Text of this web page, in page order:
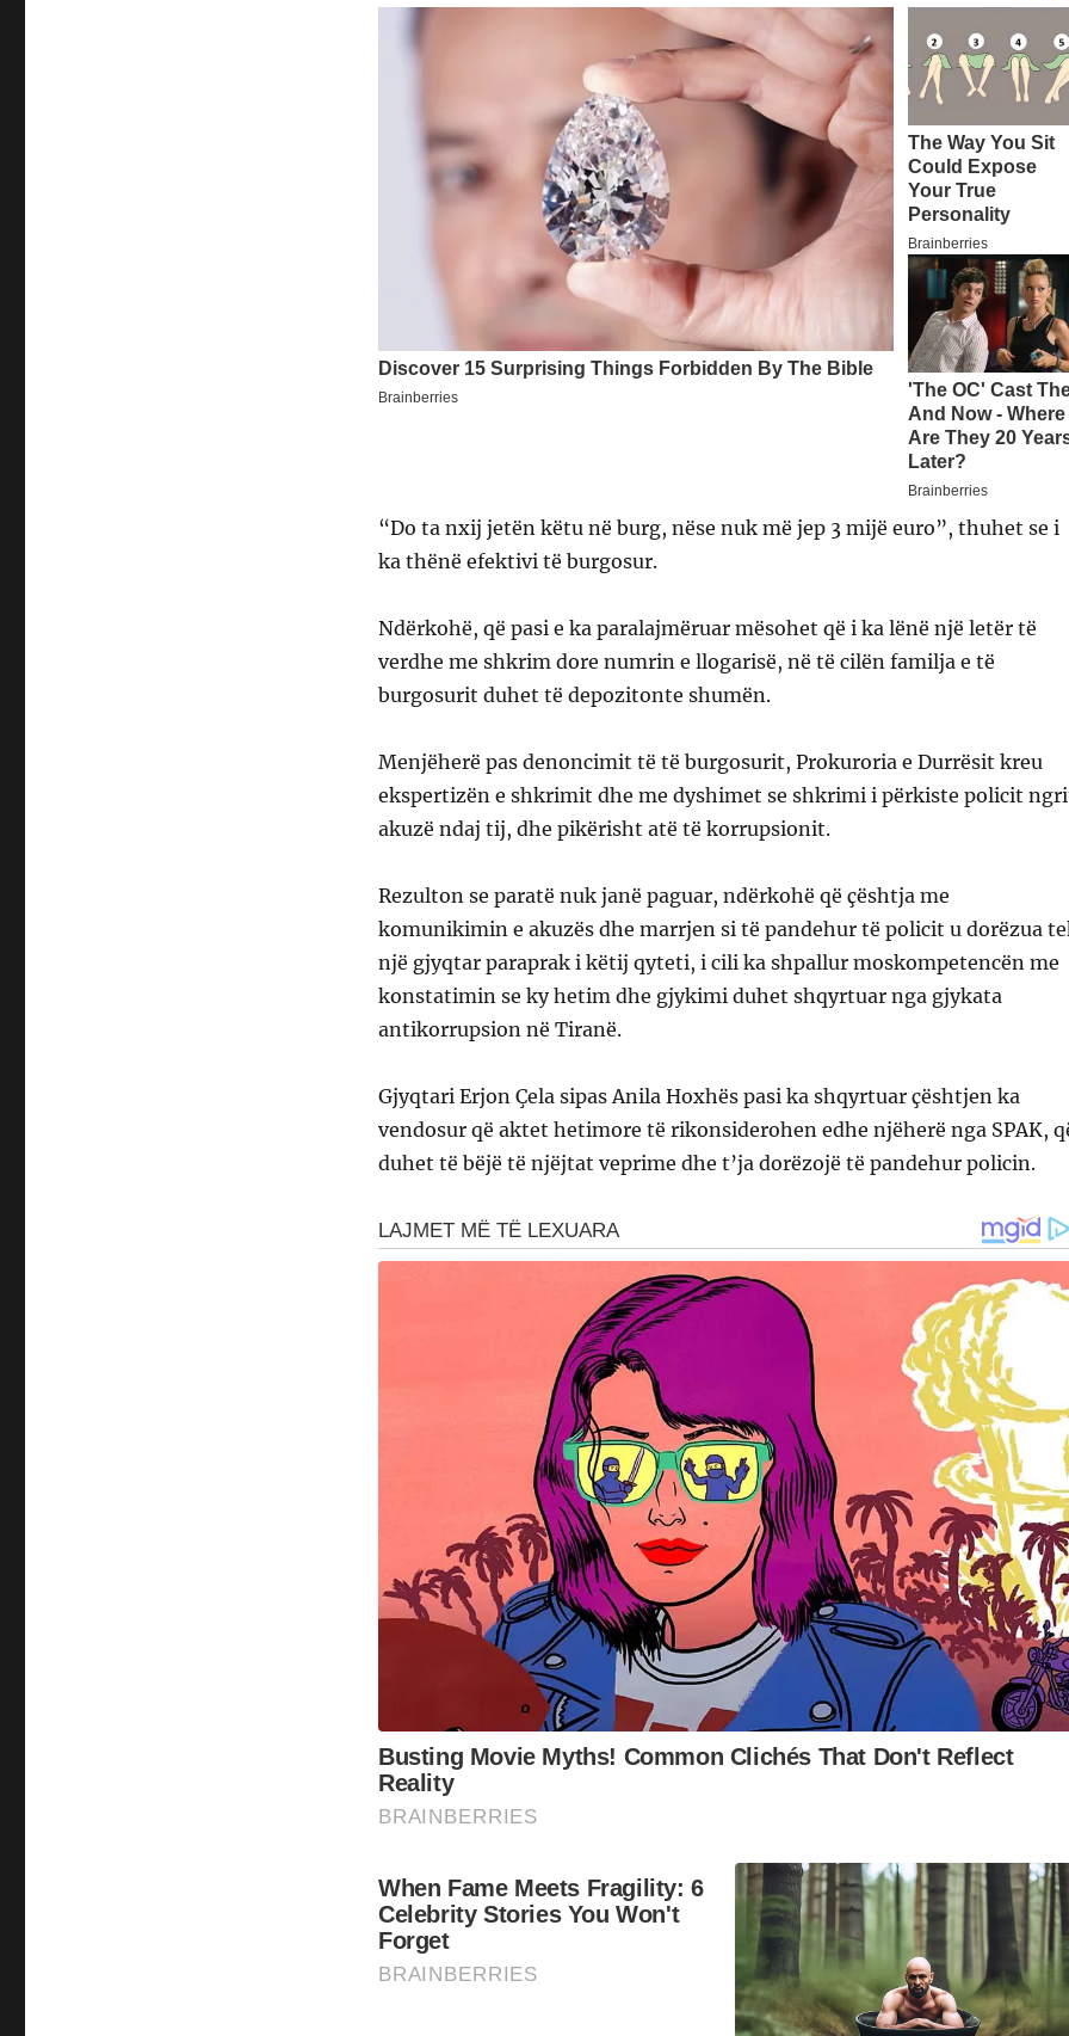
“Do ta nxij jetën këtu në burg, nëse nuk më jep 3 mijë euro”, thuhet se i
ka thënë efektivi të burgosur.
Ndërkohë, që pasi e ka paralajmëruar mësohet që i ka lënë një letër të
verdhe me shkrim dore numrin e llogarisë, në të cilën familja e të
burgosurit duhet të depozitonte shumën.
Menjëherë pas denoncimit të të burgosurit, Prokuroria e Durrësit kreu
ekspertizën e shkrimit dhe me dyshimet se shkrimi i përkiste policit
akuzë ndaj tij, dhe pikërisht atë të korrupsionit.
Rezulton se paratë nuk janë paguar, ndërkohë që çështja me
komunikimin e akuzës dhe marrjen si të pandehur të policit u dorëzua
një gjyqtar paraprak i këtij qyteti, i cili ka shpallur moskompetencën me
konstatimin se ky hetim dhe gjykimi duhet shqyrtuar nga gjykata
antikorrupsion në Tiranë.
Gjyqtari Erjon Çela sipas Anila Hoxhës pasi ka shqyrtuar çështjen ka
vendosur që aktet hetimore të rikonsiderohen edhe njëherë nga SPAK,
duhet të bëjë të njëjtat veprime dhe t’ja dorëzojë të pandehur policin.